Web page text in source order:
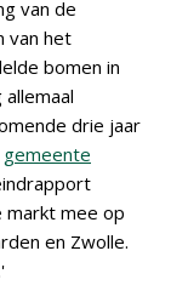
van de
van het
bomen in
drie jaar
gemeente
markt mee op
en Zwolle.